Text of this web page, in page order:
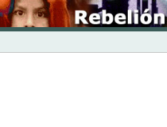
Skip
to
content
INICIO